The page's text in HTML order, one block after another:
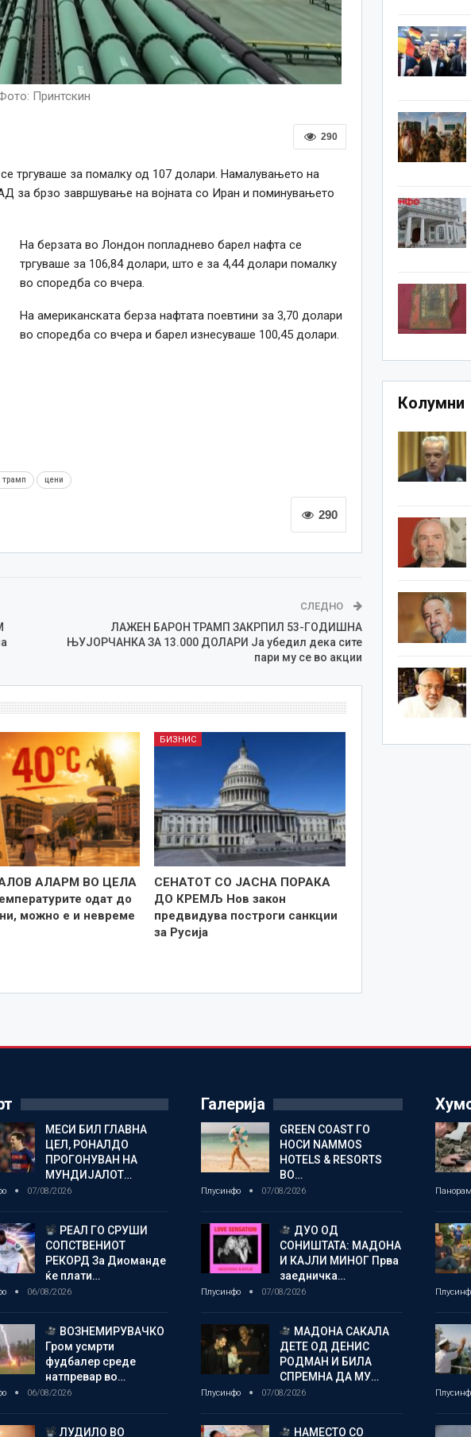
Принтскин
290
тргуваше за помалку од 107 долари. Намалувањето на
за брзо завршување на војната со Иран и поминувањето
На берзата во Лондон попладнево барел нафта се
тргуваше за 106,84 долари, што е за 4,44 долари помалку
во споредба со вчера.
На американската берза нафтата поевтини за 3,70 долари
во споредба со вчера и барел изнесуваше 100,45 долари.
трамп цени
290
СЛЕДНО
ЛАЖЕН БАРОН ТРАМП ЗАКРПИЛ 53-ГОДИШНА
ЊУЈОРЧАНКА ЗА 13.000 ДОЛАРИ Ја убедил дека сите
пари му се во акции
АЛАРМ ВО ЦЕЛА
одат до
можно е и невреме
БИЗНИС
СЕНАТОТ СО ЈАСНА ПОРАКА
ДО КРЕМЉ Нов закон
предвидува построги санкции
за Русија
Колумни
МЕСИ БИЛ ГЛАВНА
ЦЕЛ, РОНАЛДО
ПРОГОНУВАН НА
МУНДИЈАЛОТ…
07/08/2026
РЕАЛ ГО СРУШИ
СОПСТВЕНИОТ
РЕКОРД За Диоманде
ќе плати…
06/08/2026
ВОЗНЕМИРУВАЧКО
Гром усмрти
фудбалер среде
натпревар во…
06/08/2026
ЛУДИЛО ВО
Галерија
GREEN COAST ГО
НОСИ NAMMOS
HOTELS & RESORTS
ВО…
Плусинфо 07/08/2026
ДУО ОД
СОНИШТАТА: МАДОНА
И КАЈЛИ МИНОГ Прва
заедничка…
Плусинфо 07/08/2026
МАДОНА САКАЛА
ДЕТЕ ОД ДЕНИС
РОДМАН И БИЛА
СПРЕМНА ДА МУ…
Плусинфо 07/08/2026
НАМЕСТО СО